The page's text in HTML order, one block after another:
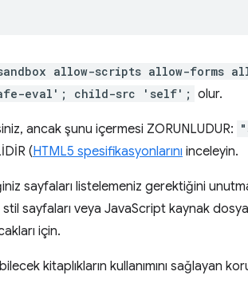
allow-scripts allow-forms
eval'; child-src 'self'; olur.
ancak şunu içermesi ZORUNLUDUR:
(HTML5 spesifikasyonlarını inceleyin.
sayfaları listelemeniz gerektiğini
sayfaları veya JavaScript kaynak
için.
kitaplıkların kullanımını sağlayan